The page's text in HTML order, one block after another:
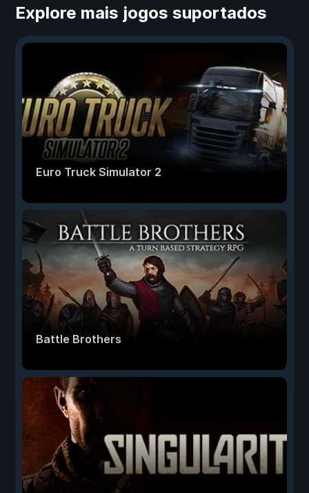
Explore mais jogos suportados
Euro Truck Simulator 2
Battle Brothers